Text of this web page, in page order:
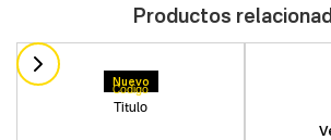
Productos
Nuevo
Titulo
Codigo